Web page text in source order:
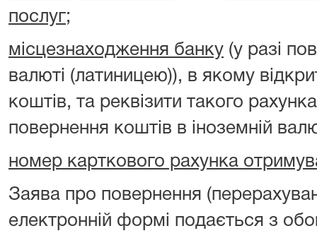
послуг;
місцезнаходження банку (у разі
валюті (латиницею)), в якому
коштів, та реквізити такого
повернення коштів в іноземній
номер карткового рахунка
Заява про повернення
електронній формі подається з